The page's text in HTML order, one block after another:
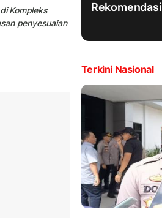
Kompleks
penyesuaian
Rekomendasi
Terkini Nasional